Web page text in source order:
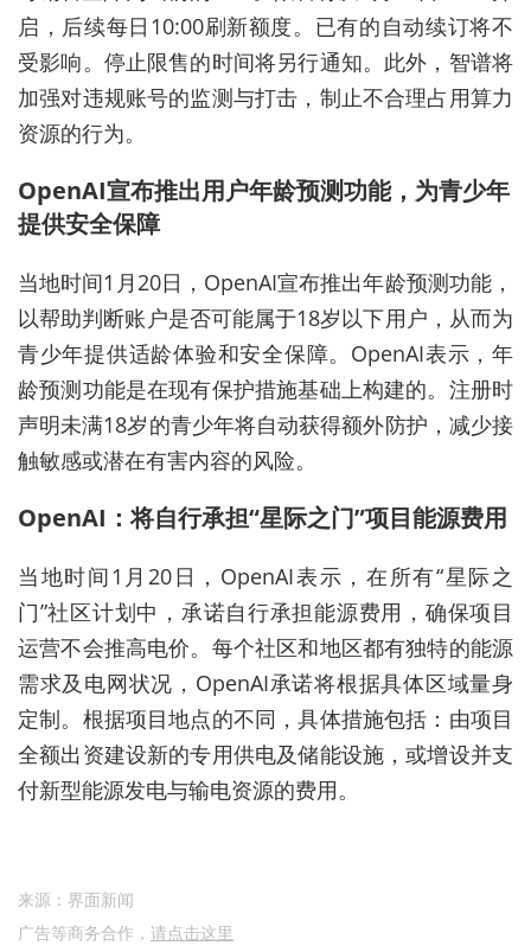
启，后续每日10:00刷新额度。已有的自动续订将不
受影响。停止限售的时间将另行通知。此外，智谱将
加强对违规账号的监测与打击，制止不合理占用算力
资源的行为。
OpenAI宣布推出用户年龄预测功能，为青少年
提供安全保障
当地时间1月20日，OpenAI宣布推出年龄预测功能，
以帮助判断账户是否可能属于18岁以下用户，从而为
青少年提供适龄体验和安全保障。OpenAI表示，年
龄预测功能是在现有保护措施基础上构建的。注册时
声明未满18岁的青少年将自动获得额外防护，减少接
触敏感或潜在有害内容的风险。
OpenAI：将自行承担“星际之门”项目能源费用
当地时间1月20日，OpenAI表示，在所有“星际之
门”社区计划中，承诺自行承担能源费用，确保项目
运营不会推高电价。每个社区和地区都有独特的能源
需求及电网状况，OpenAI承诺将根据具体区域量身
定制。根据项目地点的不同，具体措施包括：由项目
全额出资建设新的专用供电及储能设施，或增设并支
付新型能源发电与输电资源的费用。
来源：界面新闻
广告等商务合作， 请点击这里